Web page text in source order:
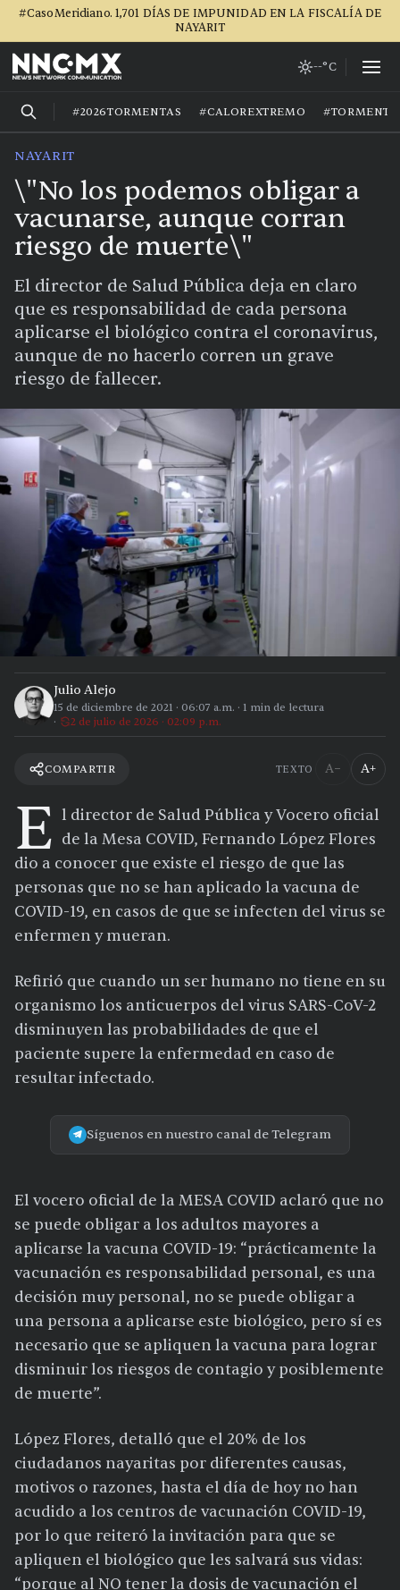
#CasoMeridiano. 1,701 DÍAS DE IMPUNIDAD EN LA FISCALÍA DE
NAYARIT
--°C
#2026TORMENTAS #CALOREXTREMO
NAYARIT
\"No los podemos obligar a
vacunarse, aunque corran
riesgo de muerte\"
El director de Salud Pública deja en claro
que es responsabilidad de cada persona
aplicarse el biológico contra el coronavirus,
aunque de no hacerlo corren un grave
riesgo de fallecer.
Julio Alejo
15 de diciembre de 2021 · 06:07 a.m. · 1 min de lectura
2 de julio de 2026 · 02:09 p.m.
COMPARTIR TEXTO A− A+
E l director de Salud Pública y Vocero oficial
de la Mesa COVID, Fernando López Flores
dio a conocer que existe el riesgo de que las
personas que no se han aplicado la vacuna de
COVID-19, en casos de que se infecten del virus se
enfermen y mueran.
Refirió que cuando un ser humano no tiene en su
organismo los anticuerpos del virus SARS-CoV-2
disminuyen las probabilidades de que el
paciente supere la enfermedad en caso de
resultar infectado.
Síguenos en nuestro canal de Telegram
El vocero oficial de la MESA COVID aclaró que no
se puede obligar a los adultos mayores a
aplicarse la vacuna COVID-19: “prácticamente la
vacunación es responsabilidad personal, es una
decisión muy personal, no se puede obligar a
una persona a aplicarse este biológico, pero sí es
necesario que se apliquen la vacuna para lograr
disminuir los riesgos de contagio y posiblemente
de muerte”.
López Flores, detalló que el 20% de los
ciudadanos nayaritas por diferentes causas,
motivos o razones, hasta el día de hoy no han
acudido a los centros de vacunación COVID-19,
por lo que reiteró la invitación para que se
apliquen el biológico que les salvará sus vidas:
“porque al NO tener la dosis de vacunación el